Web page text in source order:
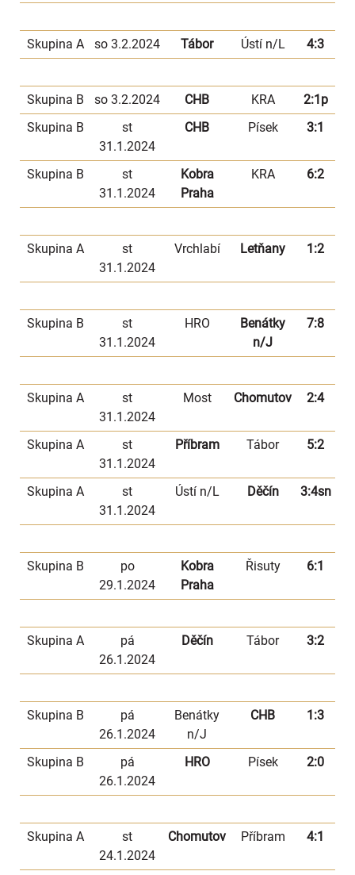
Skupina A so 3.2.2024 Tábor Ústí n/L 4:3
Skupina B so 3.2.2024 CHB KRA
2:1p
Skupina B
st
31.1.2024
CHB Písek 3:1
Skupina B
st
31.1.2024
Kobra
Praha
KRA 6:2
Skupina A
st
31.1.2024
Vrchlabí Letňany 1:2
Skupina B
st
31.1.2024
HRO
Benátky
n/J
7:8
Skupina A
st
31.1.2024
Most Chomutov 2:4
Skupina A
st
31.1.2024
Příbram Tábor 5:2
Skupina A
st
31.1.2024
Ústí n/L Děčín 3:4sn
Skupina B
po
29.1.2024
Kobra
Praha
Řisuty 6:1
Skupina A
pá
26.1.2024
Děčín Tábor 3:2
Skupina B
pá
26.1.2024
Benátky
n/J
CHB 1:3
Skupina B
pá
26.1.2024
HRO Písek 2:0
Skupina A
st
24.1.2024
Chomutov Příbram 4:1